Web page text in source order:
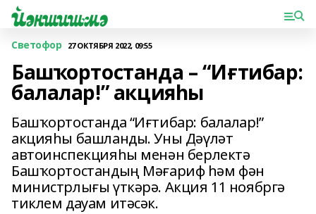
Светофор 27 ОКТЯБРЯ 2022, 09:55
Башҡортостанда – “Иғтибар:
балалар!” акцияһы
Башҡортостанда “Иғтибар: балалар!”
акцияһы башланды. Уны Дәүләт
автоинспекцияһы менән берлектә
Башҡортостандың Мәғариф һәм фән
министрлығы үткәрә. Акция 11 ноябргә
тиклем дауам итәсәк.